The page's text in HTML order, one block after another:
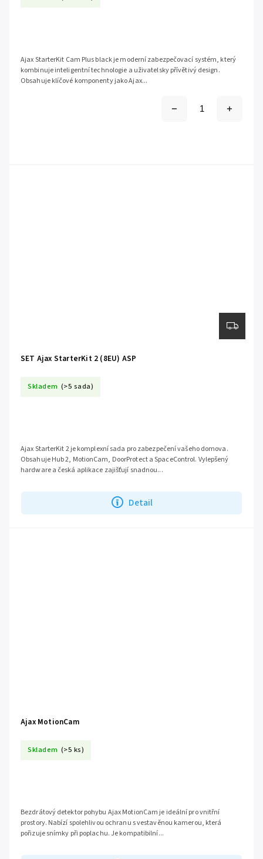
Ajax StarterKit Cam Plus black je moderní zabezpečovací systém, který
kombinuje inteligentní technologie a uživatelsky přívětivý design.
Obsahuje klíčové komponenty jako Ajax...
SET Ajax StarterKit 2 (8EU) ASP
Skladem (>5 sada)
Detail
Ajax StarterKit 2 je komplexní sada pro zabezpečení vašeho domova.
Obsahuje Hub 2, MotionCam, DoorProtect a SpaceControl. Vylepšený
hardware a česká aplikace zajišťují snadnou...
Ajax MotionCam
Skladem (>5 ks)
Bezdrátový detektor pohybu Ajax MotionCam je ideální pro vnitřní
prostory. Nabízí spolehlivou ochranu s vestavěnou kamerou, která
pořizuje snímky při poplachu. Je kompatibilní...